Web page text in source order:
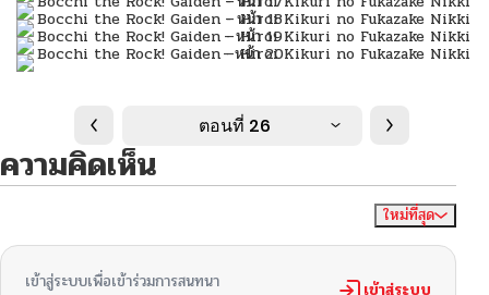
ตอนที่ 26
ความคิดเห็น
ใหม่ที่สุด
เข้าสู่ระบบเพื่อเข้าร่วมการสนทนา เข้าสู่ระบบ